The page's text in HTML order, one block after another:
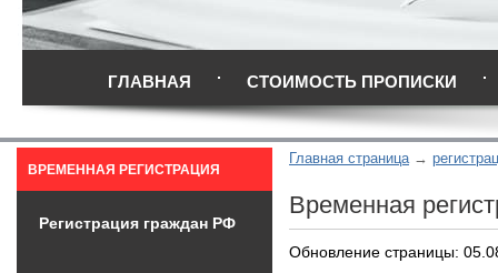
ГЛАВНАЯ СТОИМОСТЬ ПРОПИСКИ
Главная страница
Временная
Обновление страницы:
ВРЕМЕННАЯ РЕГИСТРАЦИЯ
Регистрация граждан РФ